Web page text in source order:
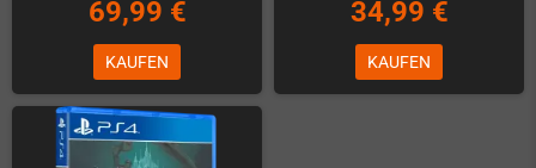
69,99 €
KAUFEN
34,99 €
KAUFEN